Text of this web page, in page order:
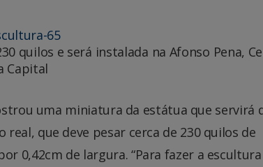
quilos e será instalada na Afonso Pena,
Capital
uma miniatura da estátua que servirá
que deve pesar cerca de 230 quilos de
0,42cm de largura. “Para fazer a escultura